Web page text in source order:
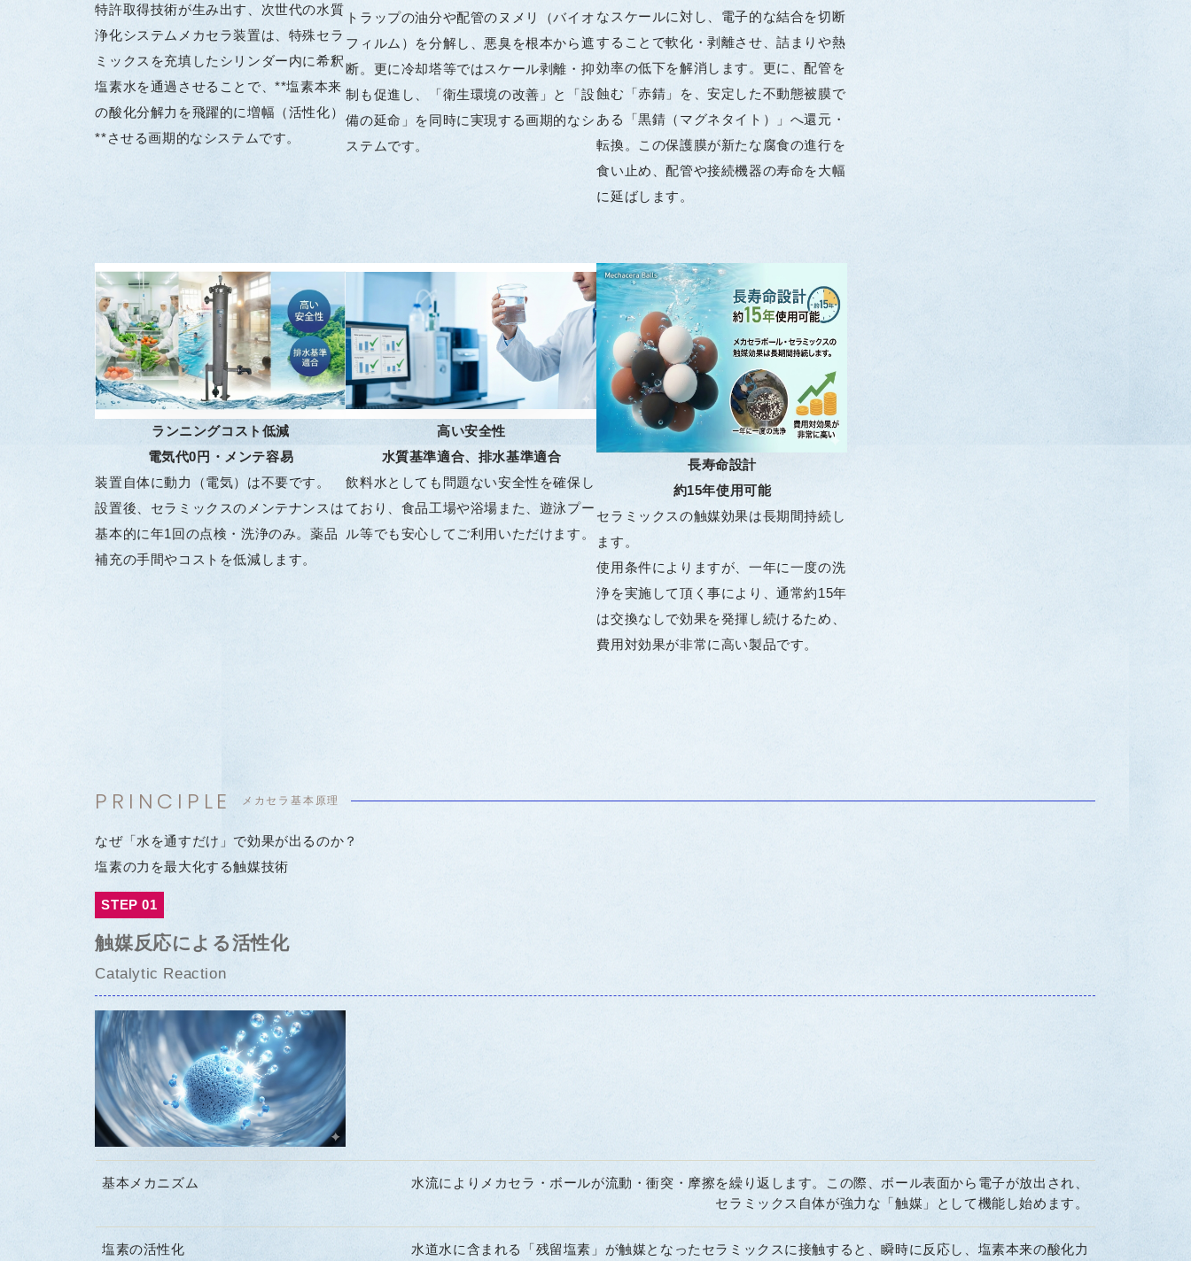
特許取得技術が生み出す、次世代の水質
浄化システムメカセラ装置は、特殊セラ
ミックスを充填したシリンダー内に希釈
塩素水を通過させることで、**塩素本来
の酸化分解力を飛躍的に増幅（活性化）
**させる画期的なシステムです。
トラップの油分や配管のヌメリ（バイオ
フィルム）を分解し、悪臭を根本から遮
断。更に冷却塔等ではスケール剥離・抑
制も促進し、「衛生環境の改善」と「設
備の延命」を同時に実現する画期的なシ
ステムです。
なスケールに対し、電子的な結合を切断
することで軟化・剥離させ、詰まりや熱
効率の低下を解消します。更に、配管を
蝕む「赤錆」を、安定した不動態被膜で
ある「黒錆（マグネタイト）」へ還元・
転換。この保護膜が新たな腐食の進行を
食い止め、配管や接続機器の寿命を大幅
に延ばします。
ランニングコスト低減
電気代0円・メンテ容易
装置自体に動力（電気）は不要です。
設置後、セラミックスのメンテナンスは
基本的に年1回の点検・洗浄のみ。薬品
補充の手間やコストを低減します。
高い安全性
水質基準適合、排水基準適合
飲料水としても問題ない安全性を確保し
ており、食品工場や浴場また、遊泳プー
ル等でも安心してご利用いただけます。
長寿命設計
約15年使用可能
セラミックスの触媒効果は長期間持続し
ます。
使用条件によりますが、一年に一度の洗
浄を実施して頂く事により、通常約15年
は交換なしで効果を発揮し続けるため、
費用対効果が非常に高い製品です。
PRINCIPLE メカセラ基本原理
なぜ「水を通すだけ」で効果が出るのか？
塩素の力を最大化する触媒技術
STEP 01
触媒反応による活性化
Catalytic Reaction
基本メカニズム
水流によりメカセラ・ボールが流動・衝突・摩擦を繰り返します。この際、ボール表面から電子が放出され、
セラミックス自体が強力な「触媒」として機能し始めます。
塩素の活性化
水道水に含まれる「残留塩素」が触媒となったセラミックスに接触すると、瞬時に反応し、塩素本来の酸化力